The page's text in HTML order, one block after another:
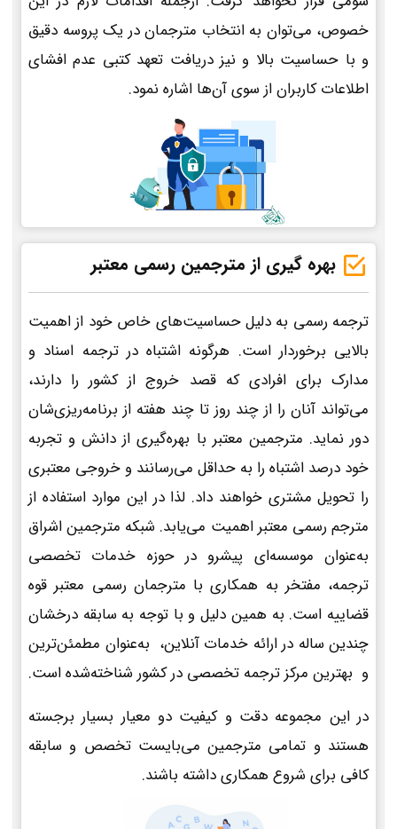
خصوص، می‌توان به انتخاب مترجمان در یک پروسه دقیق
و با حساسیت بالا و نیز دریافت تعهد کتبی عدم افشای
اطلاعات کاربران از سوی آن‌ها اشاره نمود.
بهره گیری از مترجمین رسمی معتبر
ترجمه رسمی به دلیل حساسیت‌های خاص خود از اهمیت
بالایی برخوردار است. هرگونه اشتباه در ترجمه اسناد و
مدارک برای افرادی که قصد خروج از کشور را دارند،
می‌تواند آنان را از چند روز تا چند هفته از برنامه‌ریزی‌شان
دور نماید. مترجمین معتبر با بهره‌گیری از دانش و تجربه
خود درصد اشتباه را به حداقل می‌رسانند و خروجی معتبری
را تحویل مشتری خواهند داد. لذا در این موارد استفاده از
مترجم رسمی معتبر اهمیت می‌یابد. شبکه مترجمین اشراق
به‌عنوان موسسه‌ای پیشرو در حوزه خدمات تخصصی
ترجمه، مفتخر به همکاری با مترجمان رسمی معتبر قوه
قضاییه است. به همین دلیل و با توجه به سابقه درخشان
چندین ساله در ارائه خدمات آنلاین، به‌عنوان مطمئن‌ترین
و بهترین مرکز ترجمه تخصصی در کشور شناخته‌شده است.
در این مجموعه دقت و کیفیت دو معیار بسیار برجسته
هستند و تمامی مترجمین می‌بایست تخصص و سابقه
کافی برای شروع همکاری داشته باشند.